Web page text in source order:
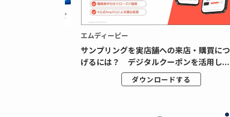
エムディーピー
サンプリングを実店舗への来店・購買に
げるには？ デジタルクーポンを活用し...
ダウンロードする